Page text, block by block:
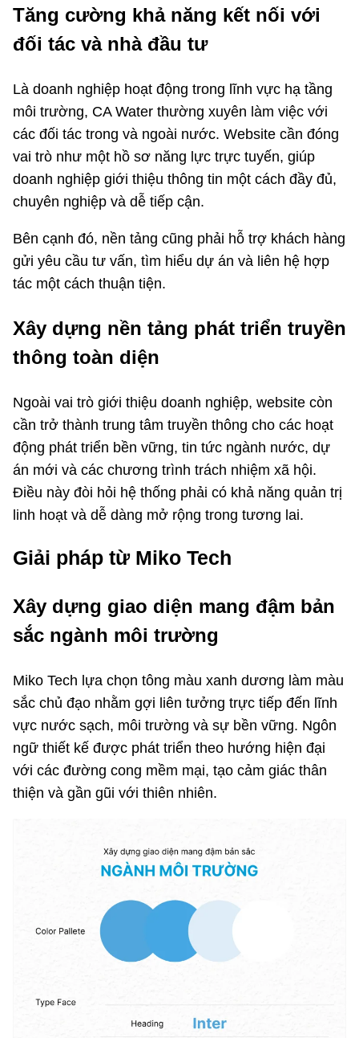
Tăng cường khả năng kết nối với
đối tác và nhà đầu tư
Là doanh nghiệp hoạt động trong lĩnh vực hạ tầng
môi trường, CA Water thường xuyên làm việc với
các đối tác trong và ngoài nước. Website cần đóng
vai trò như một hồ sơ năng lực trực tuyến, giúp
doanh nghiệp giới thiệu thông tin một cách đầy đủ,
chuyên nghiệp và dễ tiếp cận.
Bên cạnh đó, nền tảng cũng phải hỗ trợ khách hàng
gửi yêu cầu tư vấn, tìm hiểu dự án và liên hệ hợp
tác một cách thuận tiện.
Xây dựng nền tảng phát triển truyền
thông toàn diện
Ngoài vai trò giới thiệu doanh nghiệp, website còn
cần trở thành trung tâm truyền thông cho các hoạt
động phát triển bền vững, tin tức ngành nước, dự
án mới và các chương trình trách nhiệm xã hội.
Điều này đòi hỏi hệ thống phải có khả năng quản trị
linh hoạt và dễ dàng mở rộng trong tương lai.
Giải pháp từ Miko Tech
Xây dựng giao diện mang đậm bản
sắc ngành môi trường
Miko Tech lựa chọn tông màu xanh dương làm màu
sắc chủ đạo nhằm gợi liên tưởng trực tiếp đến lĩnh
vực nước sạch, môi trường và sự bền vững. Ngôn
ngữ thiết kế được phát triển theo hướng hiện đại
với các đường cong mềm mại, tạo cảm giác thân
thiện và gần gũi với thiên nhiên.